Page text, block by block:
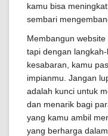
kamu bisa
sembari
Membangun
tapi dengan
kesabaran, kamu
impianmu. Jangan
adalah kunci untuk
dan menarik bagi
yang kamu ambil
yang berharga